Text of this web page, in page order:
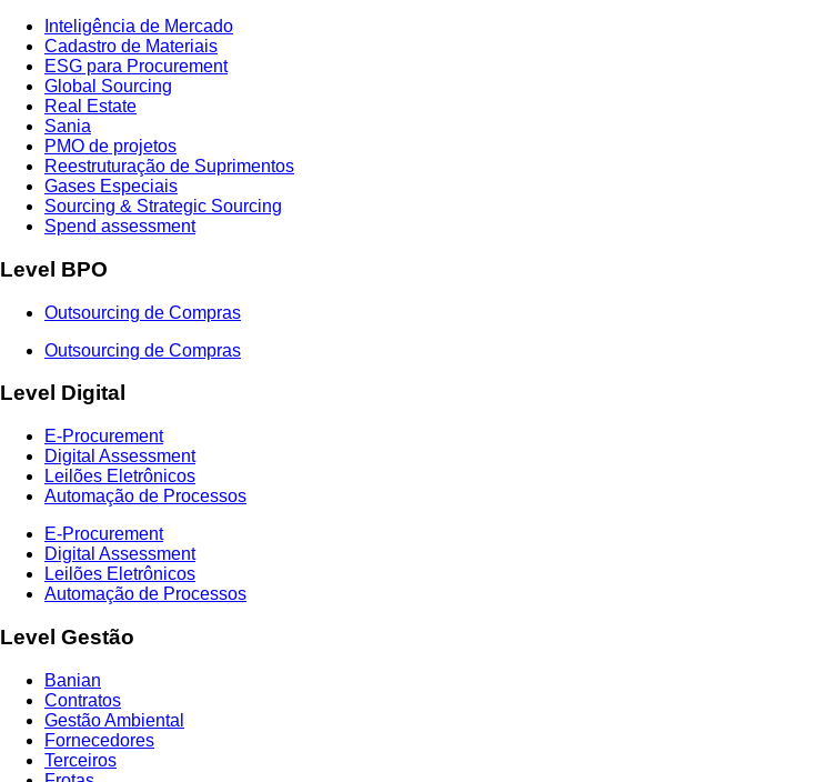
Inteligência de Mercado
Cadastro de Materiais
ESG para Procurement
Global Sourcing
Real Estate
Sania
PMO de projetos
Reestruturação de Suprimentos
Gases Especiais
Sourcing & Strategic Sourcing
Spend assessment
Level BPO
Outsourcing de Compras
Outsourcing de Compras
Level Digital
E-Procurement
Digital Assessment
Leilões Eletrônicos
Automação de Processos
E-Procurement
Digital Assessment
Leilões Eletrônicos
Automação de Processos
Level Gestão
Banian
Contratos
Gestão Ambiental
Fornecedores
Terceiros